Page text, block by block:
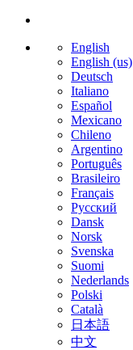
English
English (us)
Deutsch
Italiano
Español
Mexicano
Chileno
Argentino
Português
Brasileiro
Français
Русский
Dansk
Norsk
Svenska
Suomi
Nederlands
Polski
Català
日本語
中文